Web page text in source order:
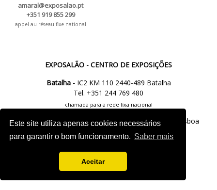
Este site utiliza apenas cookies necessários
para garantir o bom funcionamento. Saber mais
Aceitar
amaral@exposalao.pt
+351 919 855 299
appel au réseau fixe national
EXPOSALÃO - CENTRO DE EXPOSIÇÕES
Batalha -IC2 KM 110 2440-489 Batalha
Tel. +351 244 769 480
chamada para a rede fixa nacional
Lisboa -Av. Fontes P. de Melo, 35 - 7ºD, 1050-118 Lisboa
M.info@exposalao.pt